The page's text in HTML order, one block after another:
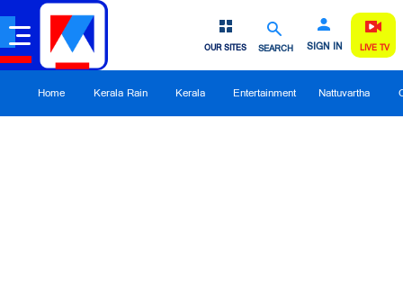
SEARCH SIGN IN
OUR SITES LIVE TV
Home Kerala Rain Kerala Entertainment Nattuvartha